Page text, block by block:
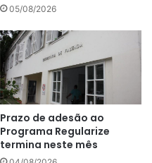
05/08/2026
Prazo de adesão ao
Programa Regularize
termina neste mês